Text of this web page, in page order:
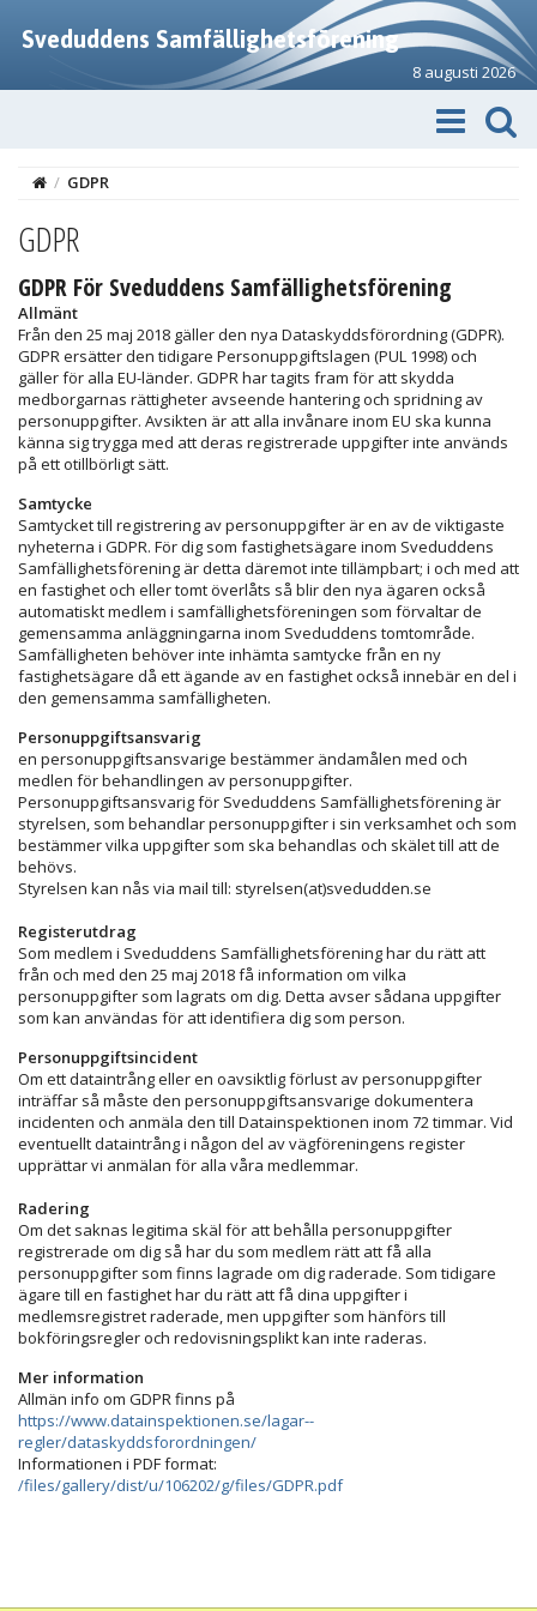
Sveduddens Samfällighetsförening
8 augusti 2026
/ GDPR
GDPR
GDPR För Sveduddens Samfällighetsförening
Allmänt
Från den 25 maj 2018 gäller den nya Dataskyddsförordning (GDPR).
GDPR ersätter den tidigare Personuppgiftslagen (PUL 1998) och
gäller för alla EU-länder. GDPR har tagits fram för att skydda
medborgarnas rättigheter avseende hantering och spridning av
personuppgifter. Avsikten är att alla invånare inom EU ska kunna
känna sig trygga med att deras registrerade uppgifter inte används
på ett otillbörligt sätt.
Samtycke
Samtycket till registrering av personuppgifter är en av de viktigaste
nyheterna i GDPR. För dig som fastighetsägare inom Sveduddens
Samfällighetsförening är detta däremot inte tillämpbart; i och med att
en fastighet och eller tomt överlåts så blir den nya ägaren också
automatiskt medlem i samfällighetsföreningen som förvaltar de
gemensamma anläggningarna inom Sveduddens tomtområde.
Samfälligheten behöver inte inhämta samtycke från en ny
fastighetsägare då ett ägande av en fastighet också innebär en del i
den gemensamma samfälligheten.
Personuppgiftsansvarig
en personuppgiftsansvarige bestämmer ändamålen med och
medlen för behandlingen av personuppgifter.
Personuppgiftsansvarig för Sveduddens Samfällighetsförening är
styrelsen, som behandlar personuppgifter i sin verksamhet och som
bestämmer vilka uppgifter som ska behandlas och skälet till att de
behövs.
Styrelsen kan nås via mail till: styrelsen(at)svedudden.se
Registerutdrag
Som medlem i Sveduddens Samfällighetsförening har du rätt att
från och med den 25 maj 2018 få information om vilka
personuppgifter som lagrats om dig. Detta avser sådana uppgifter
som kan användas för att identifiera dig som person.
Personuppgiftsincident
Om ett dataintrång eller en oavsiktlig förlust av personuppgifter
inträffar så måste den personuppgiftsansvarige dokumentera
incidenten och anmäla den till Datainspektionen inom 72 timmar. Vid
eventuellt dataintrång i någon del av vägföreningens register
upprättar vi anmälan för alla våra medlemmar.
Radering
Om det saknas legitima skäl för att behålla personuppgifter
registrerade om dig så har du som medlem rätt att få alla
personuppgifter som finns lagrade om dig raderade. Som tidigare
ägare till en fastighet har du rätt att få dina uppgifter i
medlemsregistret raderade, men uppgifter som hänförs till
bokföringsregler och redovisningsplikt kan inte raderas.
Mer information
Allmän info om GDPR finns på
https://www.datainspektionen.se/lagar--
regler/dataskyddsforordningen/
Informationen i PDF format:
/files/gallery/dist/u/106202/g/files/GDPR.pdf